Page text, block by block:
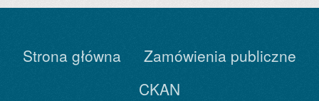
Strona główna
Zamówienia publiczne
CKAN